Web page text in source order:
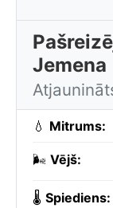
Jemena
💧 Mitrums:
🌬️ Vējš:
🌡️ Spiediens: